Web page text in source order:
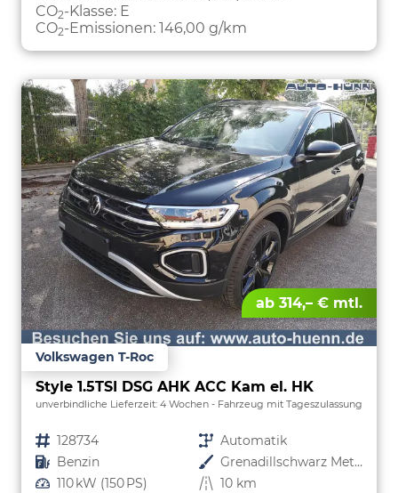
CO2-Klasse: E
CO2-Emissionen: 146,00 g/km
ab 314,– € mtl.
Volkswagen T-Roc
Style 1.5TSI DSG AHK ACC Kam el. HK
unverbindliche Lieferzeit: 4 Wochen Fahrzeug mit Tageszulassung
Fahrzeugnr. 128734 Getriebe Automatik
Kraftstoff Benzin Außenfarbe
Grenadillschwarz Metallic
Leistung 110 kW (150 PS) Kilometerstand 10 km